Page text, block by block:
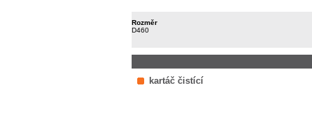
Rozměr
D460
kartáč čistící